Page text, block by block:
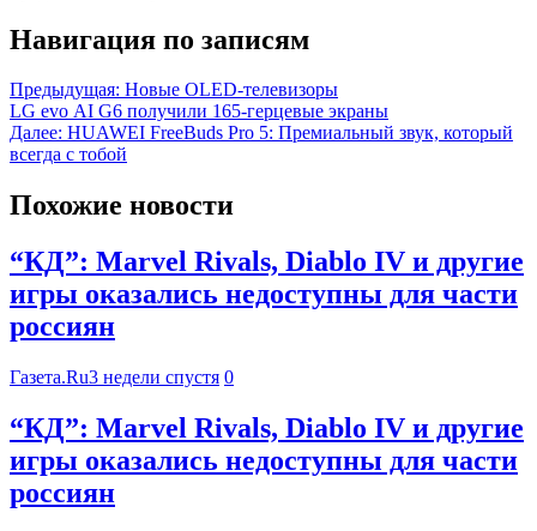
Навигация по записям
Предыдущая: Новые OLED-телевизоры
LG evo AI G6 получили 165-герцевые экраны
Далее: HUAWEI FreeBuds Pro 5: Премиальный звук, который
всегда с тобой
Похожие новости
“КД”: Marvel Rivals, Diablo IV и другие
игры оказались недоступны для части
россиян
Газета.Ru3 недели спустя 0
“КД”: Marvel Rivals, Diablo IV и другие
игры оказались недоступны для части
россиян